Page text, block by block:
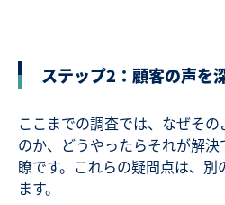
ステップ2：顧客の声を
ここまでの調査では、なぜそ
のか、どうやったらそれが解
瞭です。これらの疑問点は、
ます。